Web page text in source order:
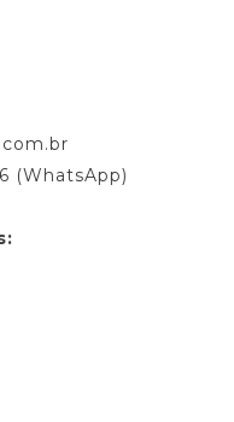
(WhatsApp)